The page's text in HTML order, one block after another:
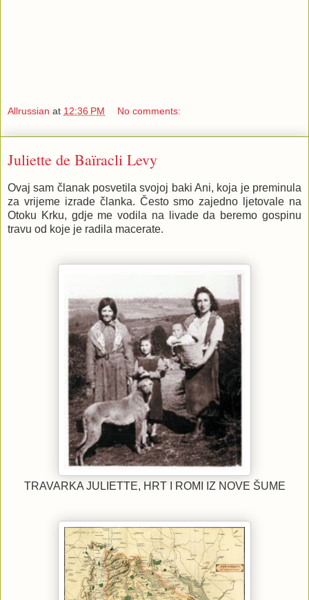
Allrussian at 12:36 PM No comments:
Juliette de Baïracli Levy
Ovaj sam članak posvetila svojoj baki Ani, koja je preminula
za vrijeme izrade članka. Često smo zajedno ljetovale na
Otoku Krku, gdje me vodila na livade da beremo gospinu
travu od koje je radila macerate.
TRAVARKA JULIETTE, HRT I ROMI IZ NOVE ŠUME